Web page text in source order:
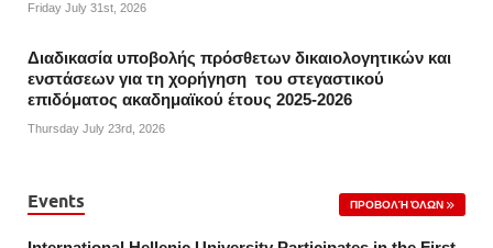
Friday July 31st, 2026
Διαδικασία υποβολής πρόσθετων δικαιολογητικών και
ενστάσεων για τη χορήγηση του στεγαστικού
επιδόματος ακαδημαϊκού έτους 2025-2026
Thursday July 23rd, 2026
Events ΠΡΟΒΟΛΉ ΌΛΩΝ